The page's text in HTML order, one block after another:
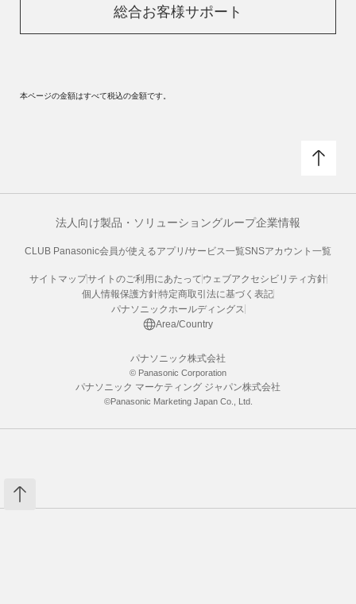
総合お客様サポート
本ページの金額はすべて税込の金額です。
法人向け製品・ソリューショングループ企業情報
CLUB Panasonic会員が使えるアプリ/サービス一覧SNSアカウント一覧
サイトマップサイトのご利用にあたって ウェブアクセシビリティ方針
個人情報保護方針特定商取引法に基づく表記
パナソニックホールディングス
Area/Country
パナソニック株式会社
© Panasonic Corporation
パナソニック マーケティング ジャパン株式会社
©Panasonic Marketing Japan Co., Ltd.